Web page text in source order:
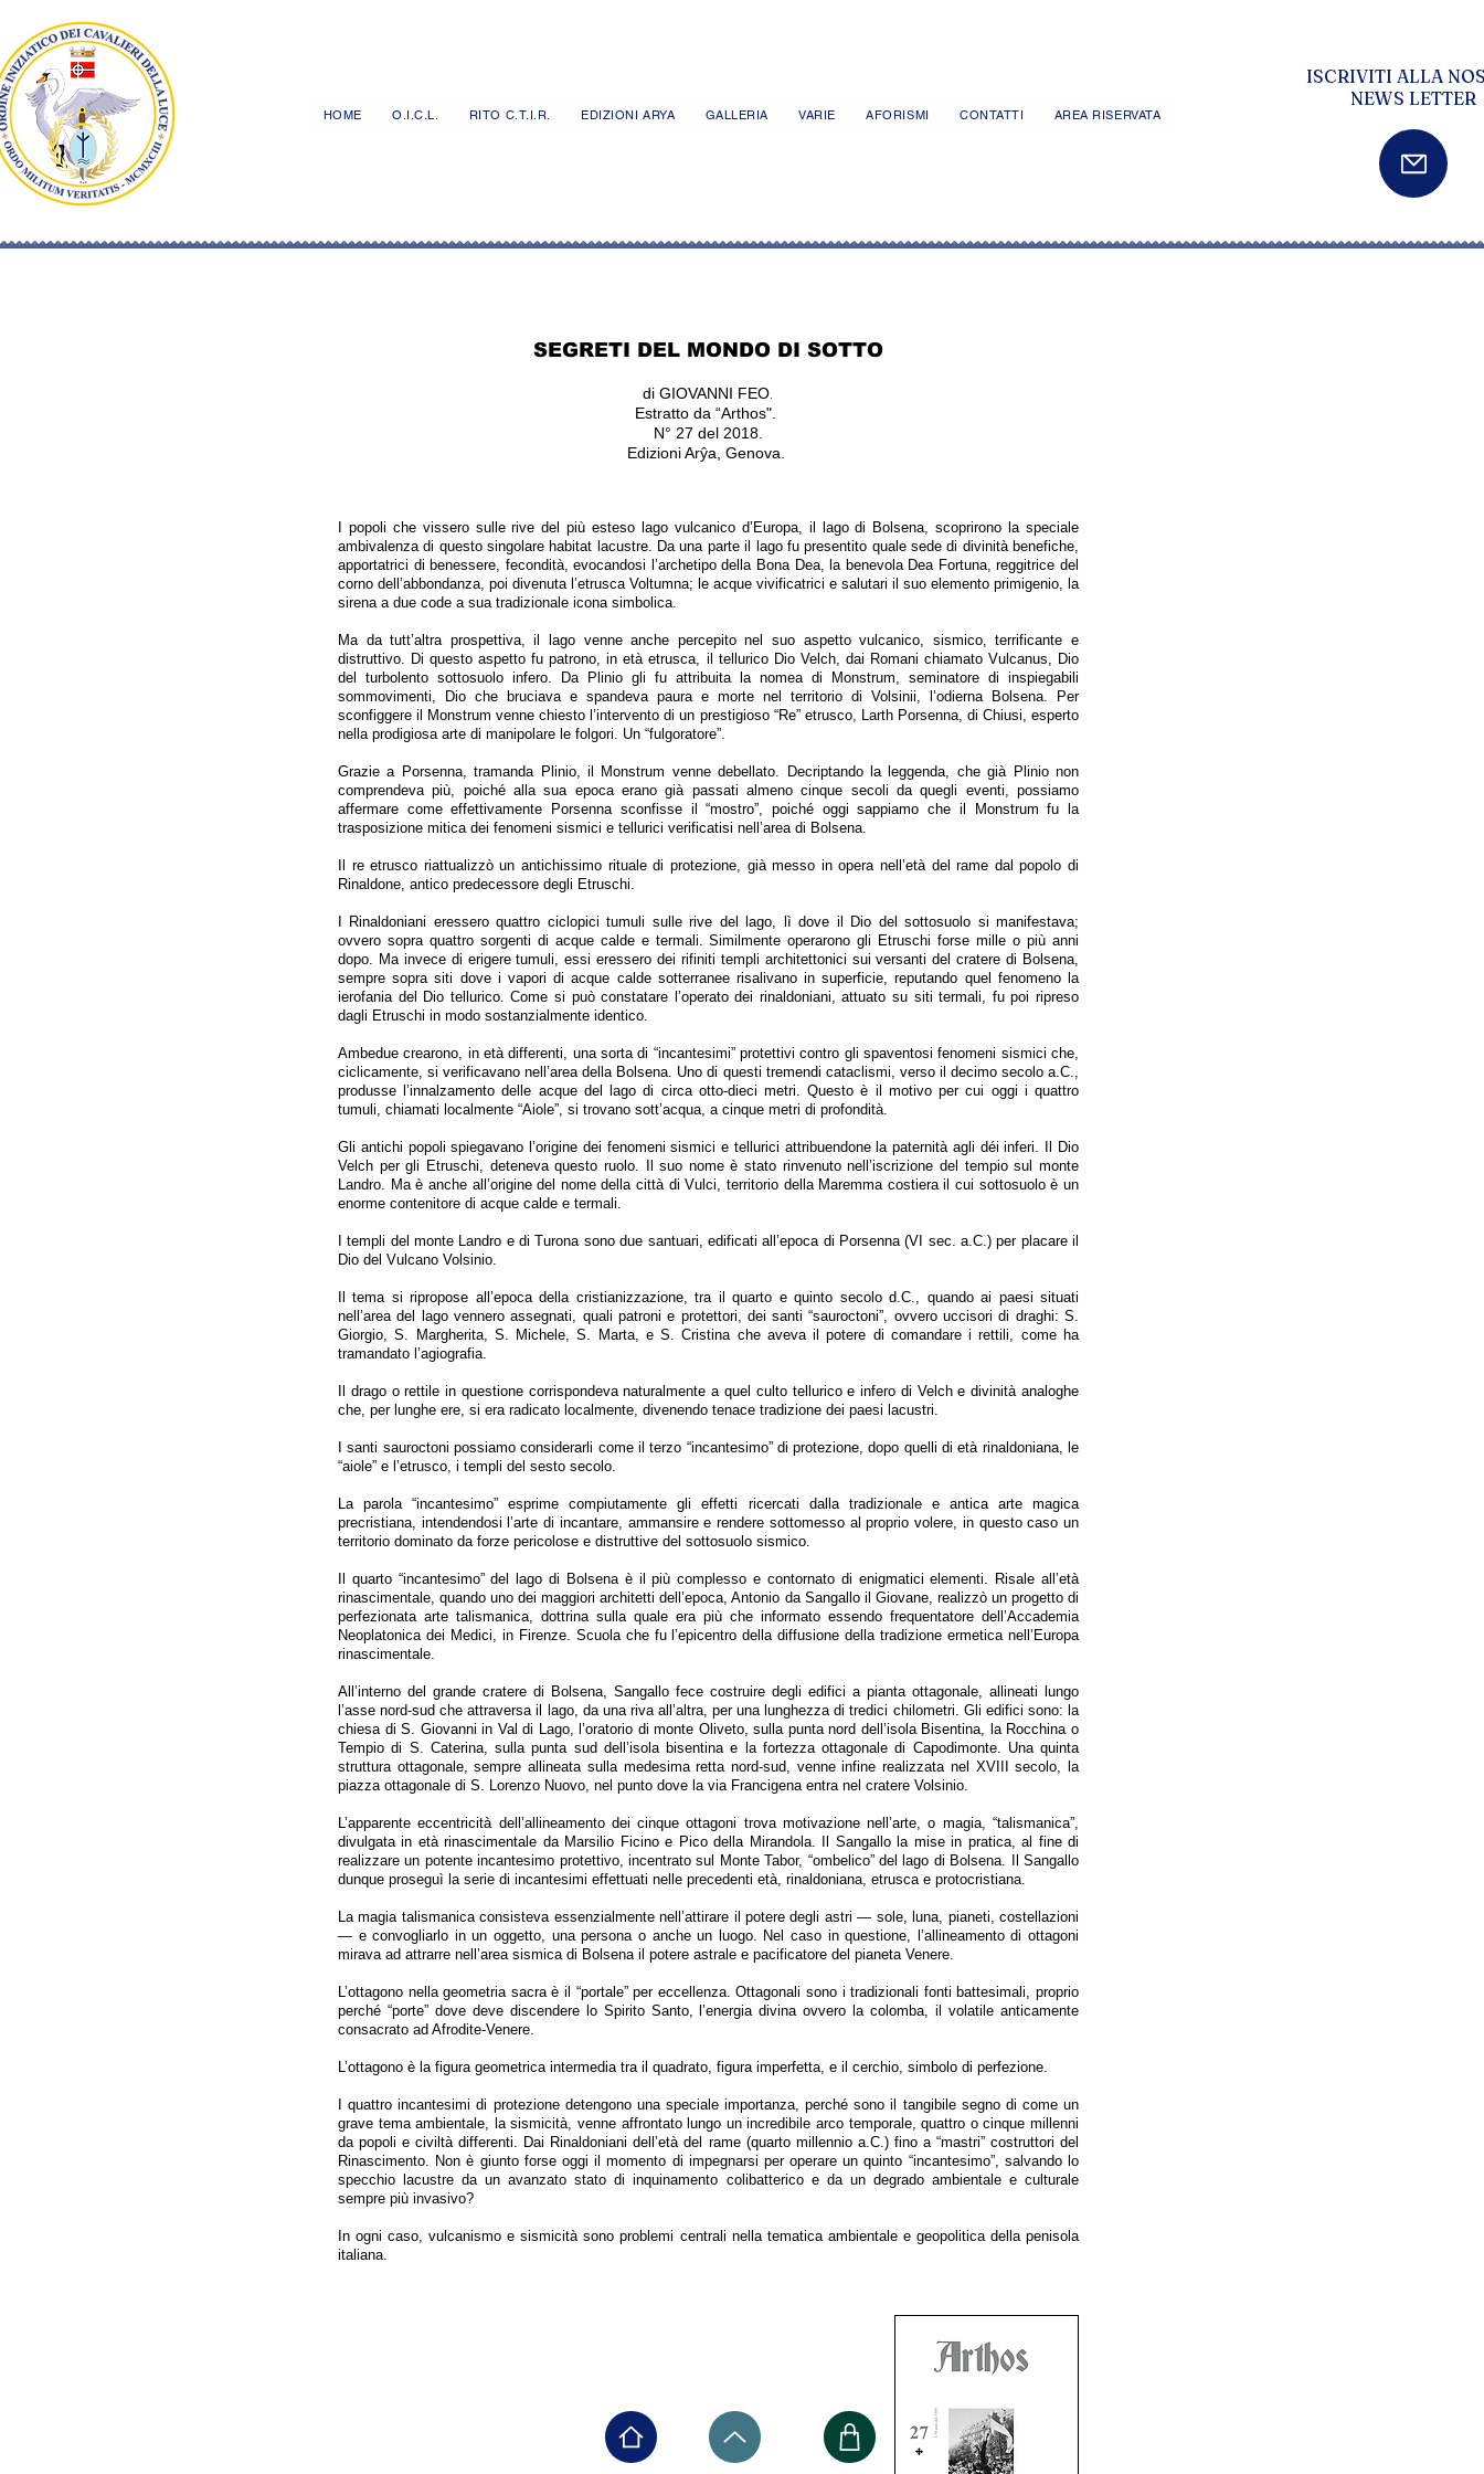
HOME O.I.C.L. RITO C.T.I.R. EDIZIONI ARYA GALLERIA VARIE AFORISMI CONTATTI AREA RISERVATA
ISCRIVITI ALLA
NEWS LETTER
SEGRETI DEL MONDO DI SOTTO
di GIOVANNI FEO
Estratto da “Arthos".
N° 27 del 2018.
Edizioni Arŷa, Genova.
I popoli che vissero sulle rive del più esteso lago vulcanico d’Europa, il lago di Bolsena, scoprirono la speciale
ambivalenza di questo singolare habitat lacustre. Da una parte il lago fu presentito quale sede di divinità benefiche,
apportatrici di benessere, fecondità, evocandosi l’archetipo della Bona Dea, la benevola Dea Fortuna, reggitrice del
corno dell’abbondanza, poi divenuta l’etrusca Voltumna; le acque vivificatrici e salutari il suo elemento primigenio, la
sirena a due code a sua tradizionale icona simbolica.
Ma da tutt’altra prospettiva, il lago venne anche percepito nel suo aspetto vulcanico, sismico, terrificante e
distruttivo. Di questo aspetto fu patrono, in età etrusca, il tellurico Dio Velch, dai Romani chiamato Vulcanus, Dio
del turbolento sottosuolo infero. Da Plinio gli fu attribuita la nomea di Monstrum, seminatore di inspiegabili
sommovimenti, Dio che bruciava e spandeva paura e morte nel territorio di Volsinii, l’odierna Bolsena. Per
sconfiggere il Monstrum venne chiesto l’intervento di un prestigioso “Re” etrusco, Larth Porsenna, di Chiusi, esperto
nella prodigiosa arte di manipolare le folgori. Un “fulgoratore”.
Grazie a Porsenna, tramanda Plinio, il Monstrum venne debellato. Decriptando la leggenda, che già Plinio non
comprendeva più, poiché alla sua epoca erano già passati almeno cinque secoli da quegli eventi, possiamo
affermare come effettivamente Porsenna sconfisse il “mostro”, poiché oggi sappiamo che il Monstrum fu la
trasposizione mitica dei fenomeni sismici e tellurici verificatisi nell’area di Bolsena.
Il re etrusco riattualizzò un antichissimo rituale di protezione, già messo in opera nell’età del rame dal popolo di
Rinaldone, antico predecessore degli Etruschi.
I Rinaldoniani eressero quattro ciclopici tumuli sulle rive del lago, lì dove il Dio del sottosuolo si manifestava;
ovvero sopra quattro sorgenti di acque calde e termali. Similmente operarono gli Etruschi forse mille o più anni
dopo. Ma invece di erigere tumuli, essi eressero dei rifiniti templi architettonici sui versanti del cratere di Bolsena,
sempre sopra siti dove i vapori di acque calde sotterranee risalivano in superficie, reputando quel fenomeno la
ierofania del Dio tellurico. Come si può constatare l’operato dei rinaldoniani, attuato su siti termali, fu poi ripreso
dagli Etruschi in modo sostanzialmente identico.
Ambedue crearono, in età differenti, una sorta di “incantesimi” protettivi contro gli spaventosi fenomeni sismici che,
ciclicamente, si verificavano nell’area della Bolsena. Uno di questi tremendi cataclismi, verso il decimo secolo a.C.,
produsse l’innalzamento delle acque del lago di circa otto-dieci metri. Questo è il motivo per cui oggi i quattro
tumuli, chiamati localmente “Aiole”, si trovano sott’acqua, a cinque metri di profondità.
Gli antichi popoli spiegavano l’origine dei fenomeni sismici e tellurici attribuendone la paternità agli déi inferi. Il Dio
Velch per gli Etruschi, deteneva questo ruolo. Il suo nome è stato rinvenuto nell’iscrizione del tempio sul monte
Landro. Ma è anche all’origine del nome della città di Vulci, territorio della Maremma costiera il cui sottosuolo è un
enorme contenitore di acque calde e termali.
I templi del monte Landro e di Turona sono due santuari, edificati all’epoca di Porsenna (VI sec. a.C.) per placare il
Dio del Vulcano Volsinio.
Il tema si ripropose all’epoca della cristianizzazione, tra il quarto e quinto secolo d.C., quando ai paesi situati
nell’area del lago vennero assegnati, quali patroni e protettori, dei santi “sauroctoni”, ovvero uccisori di draghi: S.
Giorgio, S. Margherita, S. Michele, S. Marta, e S. Cristina che aveva il potere di comandare i rettili, come ha
tramandato l’agiografia.
Il drago o rettile in questione corrispondeva naturalmente a quel culto tellurico e infero di Velch e divinità analoghe
che, per lunghe ere, si era radicato localmente, divenendo tenace tradizione dei paesi lacustri.
I santi sauroctoni possiamo considerarli come il terzo “incantesimo” di protezione, dopo quelli di età rinaldoniana, le
“aiole” e l’etrusco, i templi del sesto secolo.
La parola “incantesimo” esprime compiutamente gli effetti ricercati dalla tradizionale e antica arte magica
precristiana, intendendosi l’arte di incantare, ammansire e rendere sottomesso al proprio volere, in questo caso un
territorio dominato da forze pericolose e distruttive del sottosuolo sismico.
Il quarto “incantesimo” del lago di Bolsena è il più complesso e contornato di enigmatici elementi. Risale all’età
rinascimentale, quando uno dei maggiori architetti dell’epoca, Antonio da Sangallo il Giovane, realizzò un progetto di
perfezionata arte talismanica, dottrina sulla quale era più che informato essendo frequentatore dell’Accademia
Neoplatonica dei Medici, in Firenze. Scuola che fu l’epicentro della diffusione della tradizione ermetica nell’Europa
rinascimentale.
All’interno del grande cratere di Bolsena, Sangallo fece costruire degli edifici a pianta ottagonale, allineati lungo
l’asse nord-sud che attraversa il lago, da una riva all’altra, per una lunghezza di tredici chilometri. Gli edifici sono: la
chiesa di S. Giovanni in Val di Lago, l’oratorio di monte Oliveto, sulla punta nord dell’isola Bisentina, la Rocchina o
Tempio di S. Caterina, sulla punta sud dell’isola bisentina e la fortezza ottagonale di Capodimonte. Una quinta
struttura ottagonale, sempre allineata sulla medesima retta nord-sud, venne infine realizzata nel XVIII secolo, la
piazza ottagonale di S. Lorenzo Nuovo, nel punto dove la via Francigena entra nel cratere Volsinio.
L’apparente eccentricità dell’allineamento dei cinque ottagoni trova motivazione nell’arte, o magia, “talismanica”,
divulgata in età rinascimentale da Marsilio Ficino e Pico della Mirandola. Il Sangallo la mise in pratica, al fine di
realizzare un potente incantesimo protettivo, incentrato sul Monte Tabor, “ombelico” del lago di Bolsena. Il Sangallo
dunque proseguì la serie di incantesimi effettuati nelle precedenti età, rinaldoniana, etrusca e protocristiana.
La magia talismanica consisteva essenzialmente nell’attirare il potere degli astri — sole, luna, pianeti, costellazioni
— e convogliarlo in un oggetto, una persona o anche un luogo. Nel caso in questione, l’allineamento di ottagoni
mirava ad attrarre nell’area sismica di Bolsena il potere astrale e pacificatore del pianeta Venere.
L’ottagono nella geometria sacra è il “portale” per eccellenza. Ottagonali sono i tradizionali fonti battesimali, proprio
perché “porte” dove deve discendere lo Spirito Santo, l’energia divina ovvero la colomba, il volatile anticamente
consacrato ad Afrodite-Venere.
L’ottagono è la figura geometrica intermedia tra il quadrato, figura imperfetta, e il cerchio, simbolo di perfezione.
I quattro incantesimi di protezione detengono una speciale importanza, perché sono il tangibile segno di come un
grave tema ambientale, la sismicità, venne affrontato lungo un incredibile arco temporale, quattro o cinque millenni
da popoli e civiltà differenti. Dai Rinaldoniani dell’età del rame (quarto millennio a.C.) fino a “mastri” costruttori del
Rinascimento. Non è giunto forse oggi il momento di impegnarsi per operare un quinto “incantesimo”, salvando lo
specchio lacustre da un avanzato stato di inquinamento colibatterico e da un degrado ambientale e culturale
sempre più invasivo?
In ogni caso, vulcanismo e sismicità sono problemi centrali nella tematica ambientale e geopolitica della penisola
italiana.